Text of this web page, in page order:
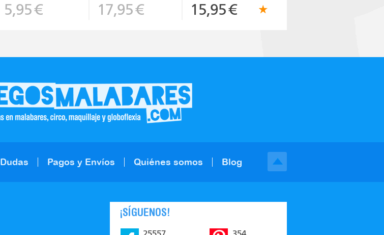
5,95€ 17,95€ 15,95€
Dudas Pagos y Envíos Quiénes somos Blog
¡SÍGUENOS!